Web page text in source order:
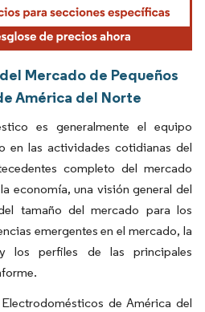
Mercado de Pequeños
América del Norte
es generalmente el equipo
en las actividades cotidianas del
completo del mercado
economía, una visión general del
tamaño del mercado para los
emergentes en el mercado, la
los perfiles de las principales
de América del